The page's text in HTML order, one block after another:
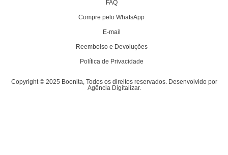
FAQ
Compre pelo WhatsApp
E-mail
Reembolso e Devoluções
Política de Privacidade
Copyright © 2025 Boonita, Todos os direitos reservados. Desenvolvido por
Agência Digitalizar.